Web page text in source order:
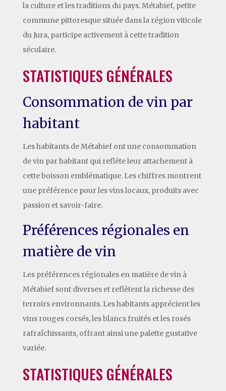
la culture et les traditions du pays. Métabief, petite
commune pittoresque située dans la région viticole
du Jura, participe activement à cette tradition
séculaire.
STATISTIQUES GÉNÉRALES
Consommation de vin par
habitant
Les habitants de Métabief ont une consommation
de vin par habitant qui reflète leur attachement à
cette boisson emblématique. Les chiffres montrent
une préférence pour les vins locaux, produits avec
passion et savoir-faire.
Préférences régionales en
matière de vin
Les préférences régionales en matière de vin à
Métabief sont diverses et reflètent la richesse des
terroirs environnants. Les habitants apprécient les
vins rouges corsés, les blancs fruités et les rosés
rafraîchissants, offrant ainsi une palette gustative
variée.
STATISTIQUES GÉNÉRALES